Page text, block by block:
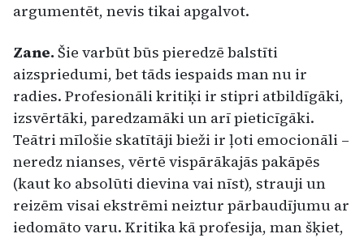
argumentēt, nevis tikai apgalvot.
Zane. Šie varbūt būs pieredzē balstīti
aizspriedumi, bet tāds iespaids man nu ir
radies. Profesionāli kritiķi ir stipri atbildīgāki,
izsvērtāki, paredzamāki un arī pieticīgāki.
Teātri mīlošie skatītāji bieži ir ļoti emocionāli –
neredz nianses, vērtē vispārākajās pakāpēs
(kaut ko absolūti dievina vai nīst), strauji un
reizēm visai ekstrēmi neiztur pārbaudījumu ar
iedomāto varu. Kritika kā profesija, man šķiet,